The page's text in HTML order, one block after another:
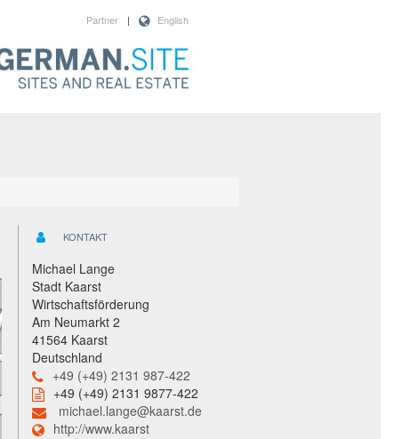
English
|
Partner
KONTAKT
Michael Lange
Stadt Kaarst
Wirtschaftsförderung
Am Neumarkt 2
41564 Kaarst
Deutschland
+49 (+49) 2131 987-422
+49 (+49) 2131 9877-422
michael.lange@kaarst.de
http://www.kaarst